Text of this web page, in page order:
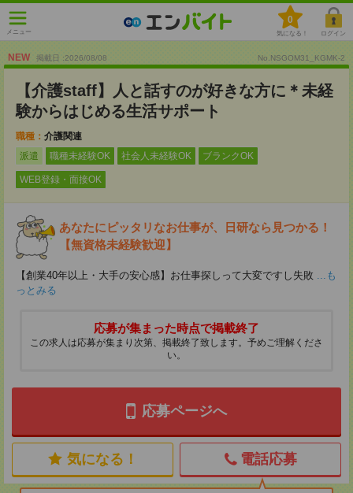
メニュー
0
気になる！ ログイン
NEW 掲載日 :2026/08/08 No.NSGOM31_KGMK-2
【介護staff】人と話すのが好きな方に＊未経
験からはじめる生活サポート
職種： 介護関連
派遣
職種未経験OK 社会人未経験OK ブランクOK
WEB登録・面接OK
あなたにピッタリなお仕事が、日研なら見つかる！
【無資格未経験歓迎】
【創業40年以上・大手の安心感】お仕事探しって大変ですし失敗 ...も
っとみる
応募が集まった時点で掲載終了
この求人は応募が集まり次第、掲載終了致します。予めご理解くださ
い。
応募ページへ
気になる！ 電話応募